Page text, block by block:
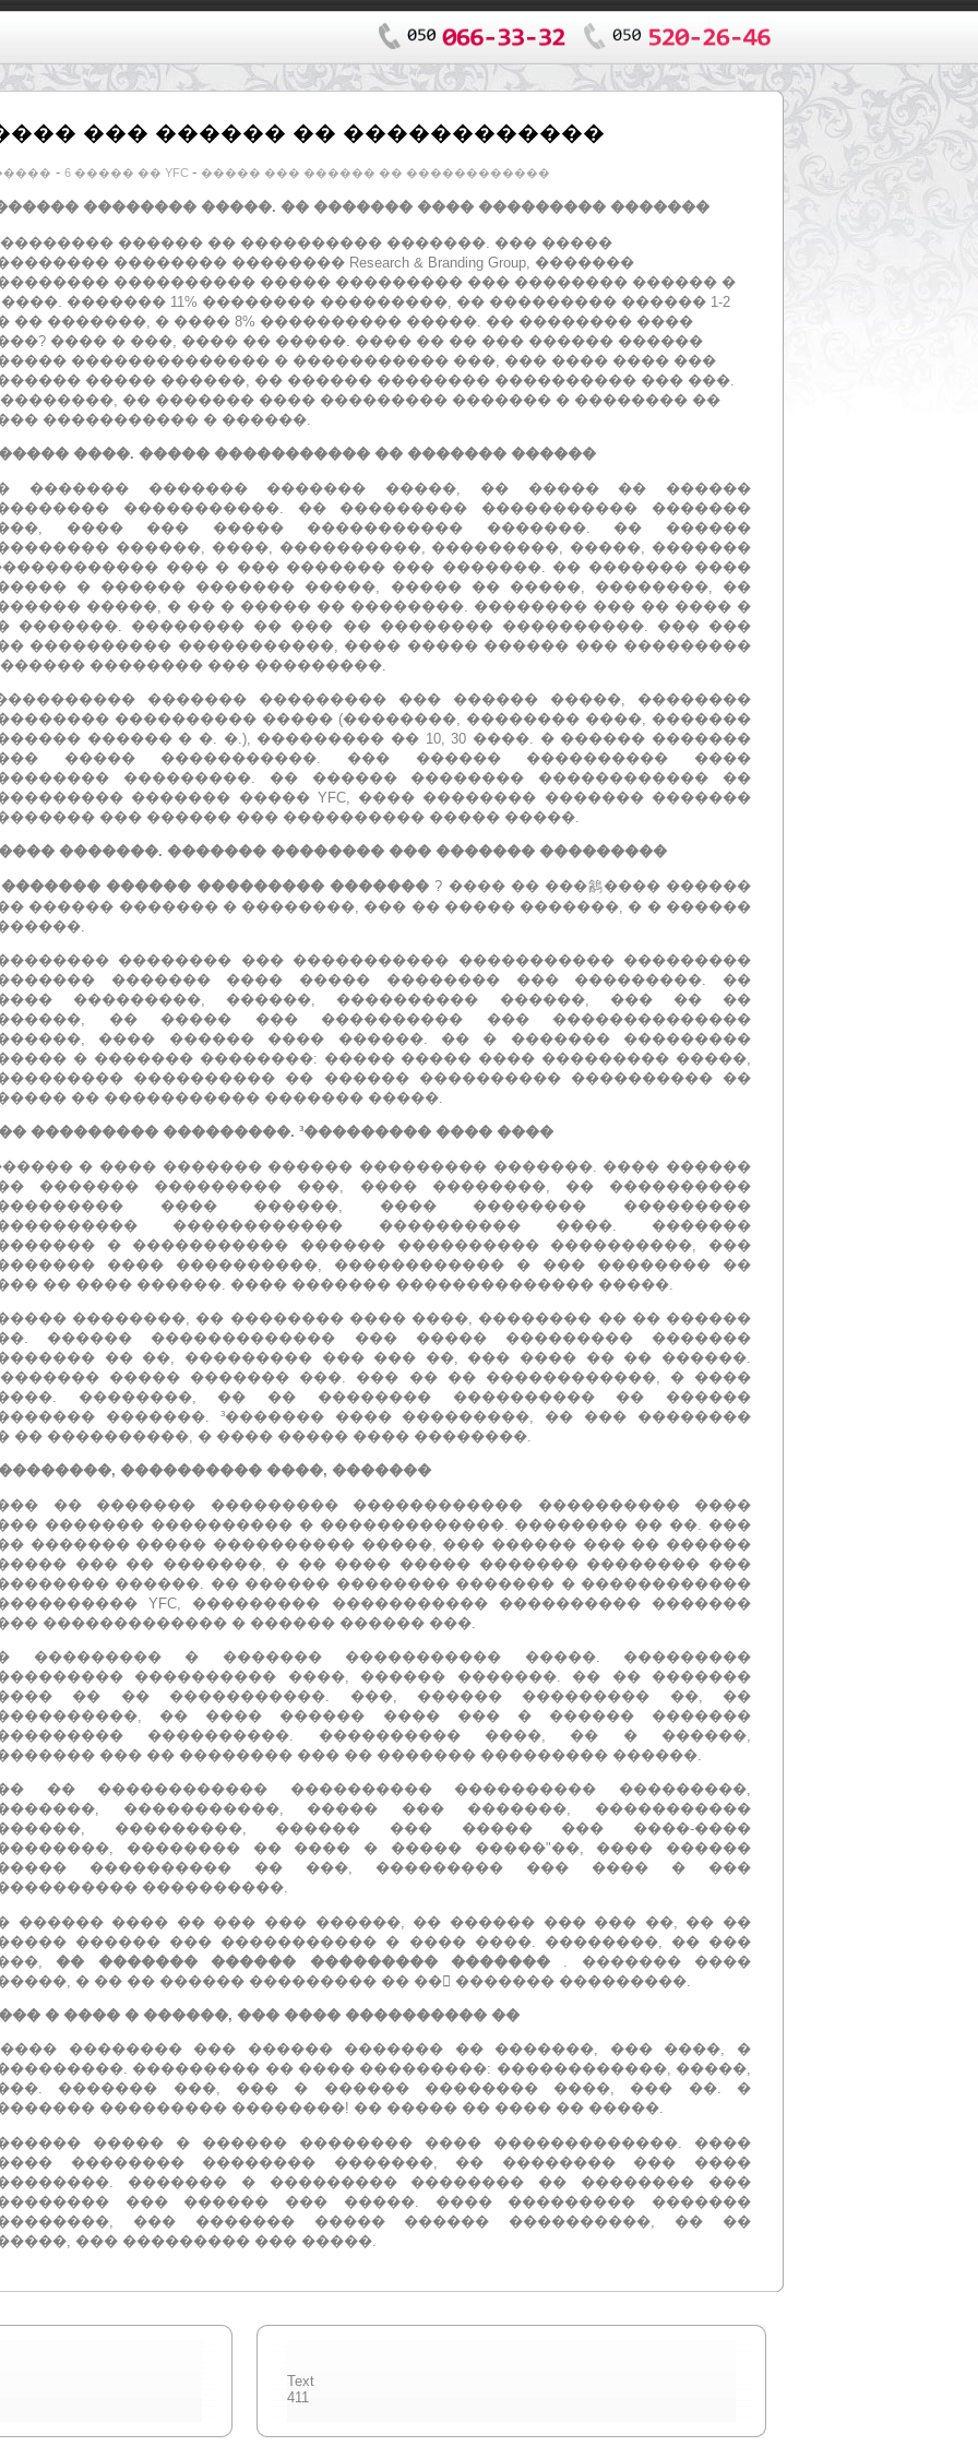
��� ������ �� ������������
- 6 ����� �� YFC - ����� ��� ������ �� ������������
�������� �����. �� ������� ���� ��������� �������
�������� ������ �� ���������� �������. ��� �����
�������� �������� Research & Branding Group, �������
���������� ����� ��������� ��� �������� ������ �
����. ������� 11% �������� ���������, �� ��������� ������ 1-2
�� �������, � ���� 8% ���������� �����. �� �������� ����
���� � ���, ���� �� �����. ���� �� �� ��� ������ ������
�������������� � ����������� ���, ��� ���� ���� ���
����� ������, �� ������ �������� ���������� ��� ���.
�� ������� ���� ��������� ������� � �������� ��
����������� � ������.
����. ����� ����������� �� ������� ������
������� ������� ������� �����, �� ����� �� ������
�����������. �� ��������� ����������� �������
���� ��� ����� ����������� �������.�� ������
������, ����, ����������, ���������, �����, �������
��� � ��� ������� ��� �������.�� ������� ����
� ������ ������� �����, ����� �� �����, ��������, ��
�����, � �� � ����� �� ��������. �������� ��� �� ���� �
�������.�������� �� ��� �� �������� ����������. ��� ���
���������� �����������, ���� ����� ������ ��� ���������
�������� ��� ���������.
������� ��������� ��� ������ �����, ��������
���������� ����� (��������, �������� ����, �������
������ � �. �.), ��������� �� 10, 30 ����. � ������ �������
����� �����������. ��� ������ ���������� ����
���������. �� ������ �������� ������������ ��
������� ����� YFC, ���� �������� ������� �������
��� ������ ��� ���������� ����� �����.
�������. ������� �������� ��� ������� ���������
������ ��������� ������� ? ���� �� ���䳺���� ������
������ ������� � ��������, ��� �� ����� �������, � � ������
�������� ��� ����������� ����������� ���������
������� ���� ����� �������� ��� ���������. ��
���������, ������, ���������� ������, ��� �� ��
�� ����� ��� ���������� ��� ��������������
���� ������ ���� ������. �� � ������� ���������
� ������� ��������: ����� ����� ���� ��������� �����,
���������� �� ������ ���������� ���������� ��
�� ����������� ������� �����.
��������� ���������. ³��������� ���� ����
� ���� ������� ������ ��������� �������.���� ������
������� ��������� ���, ���� ��������, �� ����������
���� ������, ���� �������� ���������
������������ ���������� ����. �������
� ����������� ������ ���������� ����������, ���
���� ����������, ������������ � ��� �������� ��
�� ���� ������. ���� ������� �������������� �����.
��������, �� �������� ���� ����, �������� �� �� ������
������ ������������� ��� ����� ��������� �������
�� ��, ��������� ��� ��� ��, ��� ���� �� �� ������.
����� ������� ���.��� �� �� ������������, � ����
��������, �� �� �������� ���������� �� ������
�������. ³������� ���� ���������, �� ��� ��������
�� ����������, � ���� ����� ���� ��������.
���������� ����, �������
�� ������� ��������� ������������ ���������� ����
������� ���������� � �������������.�������� �� ��. ���
������� ����� ���������� �����, ��� ������ ��� �� ������
��� �� �������, � �� ���� ����� ������� �������� ���
������. �� ������ �������� ������� � ������������
YFC, ��������� ����������� ���������� �������
������������� � ������ ������ ���.
��������� � ������� ����������� �����. ���������
���������� ����, ������ �������.�� �� �������
�� �� �����������. ���, ������ ��������� ��, ��
�� ���� ������ ���� ��� � ������ �������
����������. ���������� ����, �� � ������,
��� �� �������� ��� �� ������� ��������� ������.
�� ������������ ���������� ���������� ���������,
�����������, ����� ��� �������, �����������
���������, ������ ��� ����� ��� ����-����
�������� �� ���� � ����� �����"��, ���� ������
���������� �� ���, ��������� ��� ���� � ���
����������.
������ ���� �� ��� ��� ������, �� ������ ��� ��� ��, �� ��
������ ��� ����������� � ���� ����. ��������, �� ���
�� ������� ������ ��������� �������. ������� ����
� �� �� ������ ��������� �� �� ������� ���������.
� ���� � ������, ��� ���� ���������� ��
�������� ��� ������ ������� �� �������, ��� ����, �
��������� �� ���� ���������: ������������, �����,
������� ���, ��� � ������ �������� ����, ��� ��. �
��������� ��������! �� ����� �� ���� �� �����.
����� � ������ �������� ���� �������������. ����
�������� �������� �������, �� �������� ��� ����
������� � ��������� �������� �� �������� ���
��� ������ ��� �����. ���� ��������� �������
��� ������� ����� ������ ����������, �� ��
��� ��������� ��� �����.
Text
411